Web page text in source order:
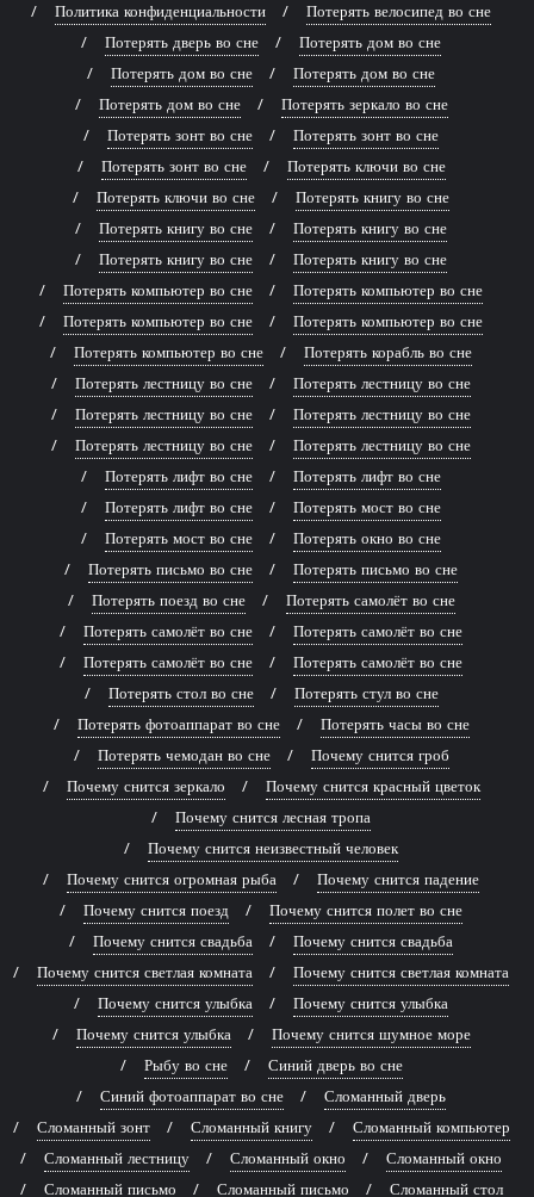
Политика конфиденциальности
Потерять велосипед во сне
Потерять дверь во сне
Потерять дом во сне
Потерять дом во сне
Потерять дом во сне
Потерять дом во сне
Потерять зеркало во сне
Потерять зонт во сне
Потерять зонт во сне
Потерять зонт во сне
Потерять ключи во сне
Потерять ключи во сне
Потерять книгу во сне
Потерять книгу во сне
Потерять книгу во сне
Потерять книгу во сне
Потерять книгу во сне
Потерять компьютер во сне
Потерять компьютер во сне
Потерять компьютер во сне
Потерять компьютер во сне
Потерять компьютер во сне
Потерять корабль во сне
Потерять лестницу во сне
Потерять лестницу во сне
Потерять лестницу во сне
Потерять лестницу во сне
Потерять лестницу во сне
Потерять лестницу во сне
Потерять лифт во сне
Потерять лифт во сне
Потерять лифт во сне
Потерять мост во сне
Потерять мост во сне
Потерять окно во сне
Потерять письмо во сне
Потерять письмо во сне
Потерять поезд во сне
Потерять самолёт во сне
Потерять самолёт во сне
Потерять самолёт во сне
Потерять самолёт во сне
Потерять самолёт во сне
Потерять стол во сне
Потерять стул во сне
Потерять фотоаппарат во сне
Потерять часы во сне
Потерять чемодан во сне
Почему снится гроб
Почему снится зеркало
Почему снится красный цветок
Почему снится лесная тропа
Почему снится неизвестный человек
Почему снится огромная рыба
Почему снится падение
Почему снится поезд
Почему снится полет во сне
Почему снится свадьба
Почему снится свадьба
Почему снится светлая комната
Почему снится светлая комната
Почему снится улыбка
Почему снится улыбка
Почему снится улыбка
Почему снится шумное море
Рыбу во сне
Синий дверь во сне
Синий фотоаппарат во сне
Сломанный дверь
Сломанный зонт
Сломанный книгу
Сломанный компьютер
Сломанный лестницу
Сломанный окно
Сломанный окно
Сломанный письмо
Сломанный письмо Сломанный стол